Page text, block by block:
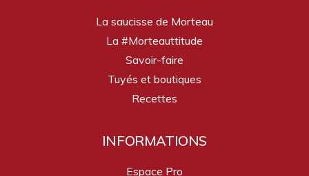
La saucisse de Morteau
La #Morteauttitude
Savoir-faire
Tuyés et boutiques
Recettes
INFORMATIONS
Espace Pro